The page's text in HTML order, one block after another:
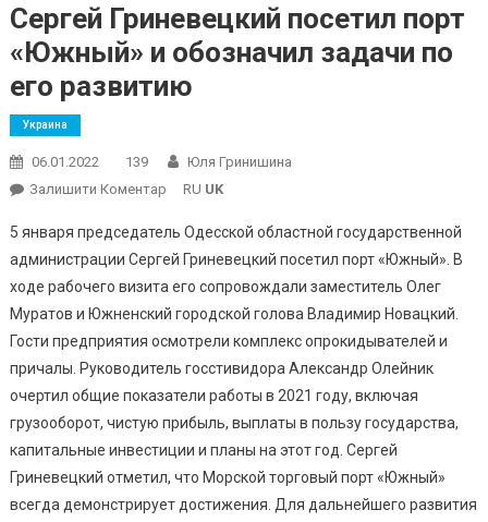
Сергей Гриневецкий посетил порт
«Южный» и обозначил задачи по
его развитию
Украина
06.01.2022 139
Юля Гринишина
Залишити КоментарOn
Гриневецкий
Посетил
Порт
«Южный»
И
Обозначил
Задачи
Развитию
RU UK
5 января председатель Одесской областной государственной
администрации Сергей Гриневецкий посетил порт «Южный». В
ходе рабочего визита его сопровождали заместитель Олег
Муратов и Южненский городской голова Владимир Новацкий.
Гости предприятия осмотрели комплекс опрокидывателей и
причалы. Руководитель госстивидора Александр Олейник
очертил общие показатели работы в 2021 году, включая
грузооборот, чистую прибыль, выплаты в пользу государства,
капитальные инвестиции и планы на этот год. Сергей
Гриневецкий отметил, что Морской торговый порт «Южный»
всегда демонстрирует достижения. Для дальнейшего развития